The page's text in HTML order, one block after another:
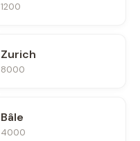
1200
Zurich
8000
Bâle
4000